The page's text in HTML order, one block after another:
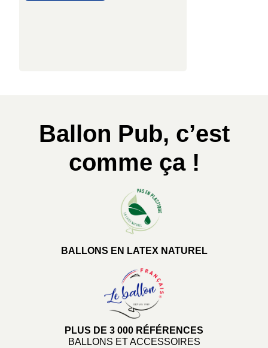
Ballon Pub, c’est
comme ça !
BALLONS EN LATEX NATUREL
PLUS DE 3 000 RÉFÉRENCES
BALLONS ET ACCESSOIRES